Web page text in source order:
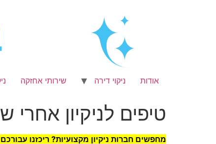
אודות ניקוי דירה שירותי אחזקה
טיפים לניקיון אחרי
מחפשים חברות ניקיון מקצועיות? ריכזנו